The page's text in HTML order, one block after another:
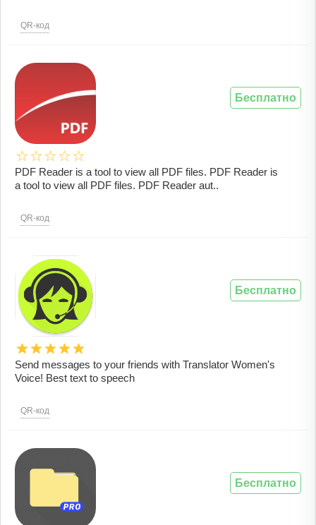
QR-код
PDF Reader is a tool to view all PDF files. PDF Reader is
a tool to view all PDF files. PDF Reader aut..
QR-код
Бесплатно
Send messages to your friends with Translator Women's
Voice! Best text to speech
QR-код
Бесплатно
Бесплатно